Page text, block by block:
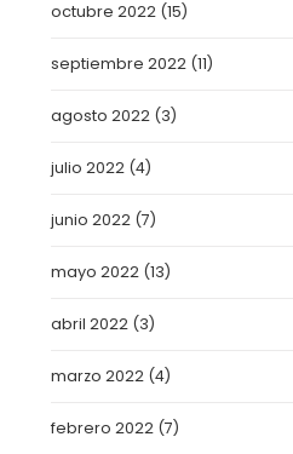
octubre 2022 (15)
septiembre 2022 (11)
agosto 2022 (3)
julio 2022 (4)
junio 2022 (7)
mayo 2022 (13)
abril 2022 (3)
marzo 2022 (4)
febrero 2022 (7)